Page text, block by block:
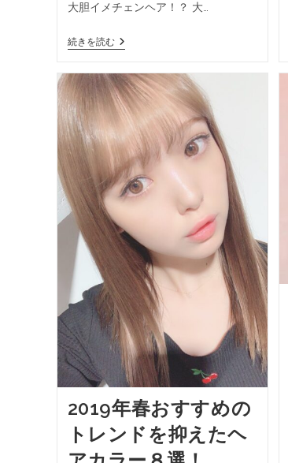
大胆イメチェンヘア！？ 大…
続きを読む
2019年春おすすめの
トレンドを抑えたヘ